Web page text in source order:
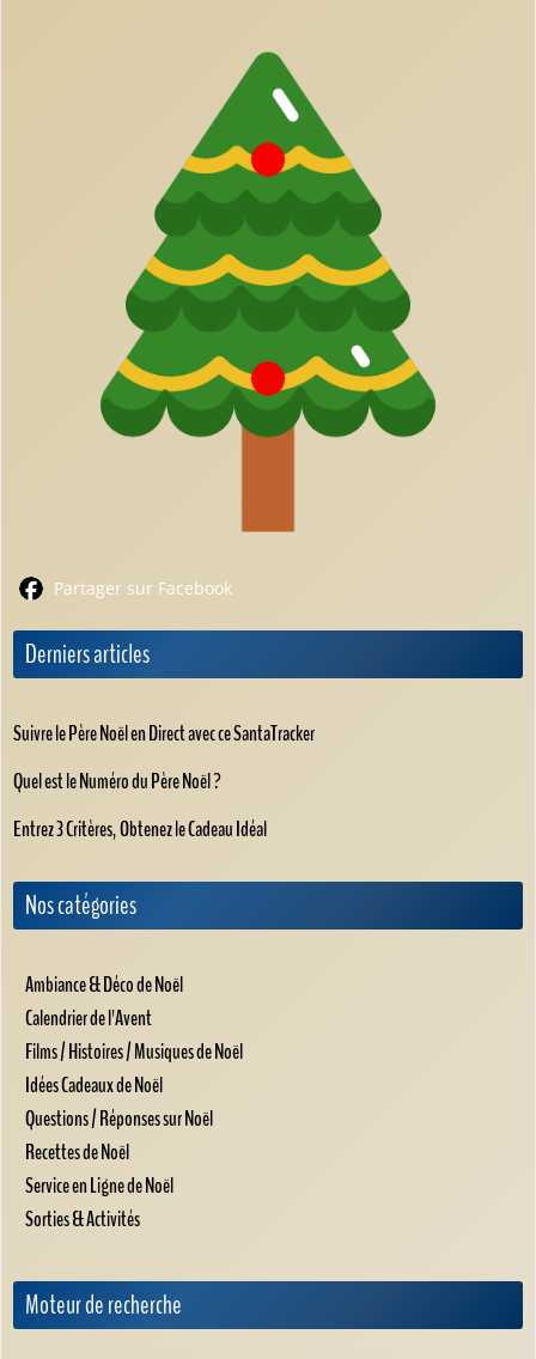
Partager sur Facebook
Derniers articles
Suivre le Père Noël en Direct avec ce SantaTracker
Quel est le Numéro du Père Noël ?
Entrez 3 Critères, Obtenez le Cadeau Idéal
Nos catégories
Ambiance & Déco de Noël
Calendrier de l'Avent
Films / Histoires / Musiques de Noël
Idées Cadeaux de Noël
Questions / Réponses sur Noël
Recettes de Noël
Service en Ligne de Noël
Sorties & Activités
Moteur de recherche